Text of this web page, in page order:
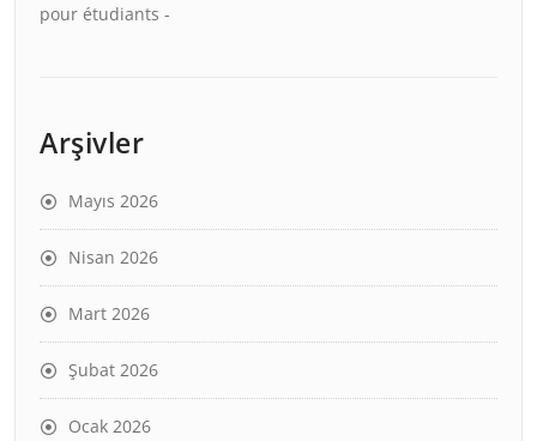
pour étudiants -
Arşivler
Mayıs 2026
Nisan 2026
Mart 2026
Şubat 2026
Ocak 2026